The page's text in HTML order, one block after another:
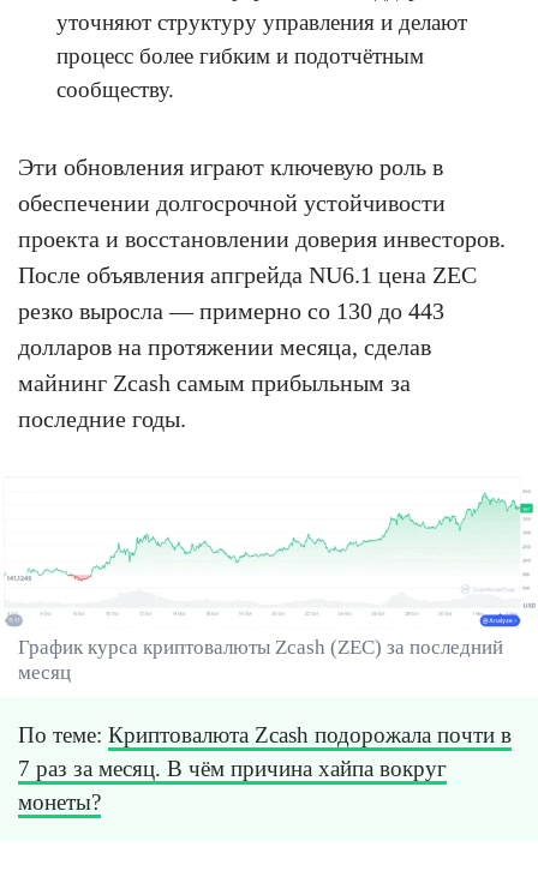
уточняют структуру управления и делают
процесс более гибким и подотчётным
сообществу.
Эти обновления играют ключевую роль в
обеспечении долгосрочной устойчивости
проекта и восстановлении доверия инвесторов.
После объявления апгрейда NU6.1 цена ZEC
резко выросла — примерно со 130 до 443
долларов на протяжении месяца, сделав
майнинг Zcash самым прибыльным за
последние годы.
График курса криптовалюты Zcash (ZEC) за последний
месяц
По теме: Криптовалюта Zcash подорожала почти в
7 раз за месяц. В чём причина хайпа вокруг
монеты?